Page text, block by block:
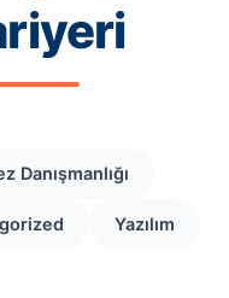
Danışmanlığı
Yazılım